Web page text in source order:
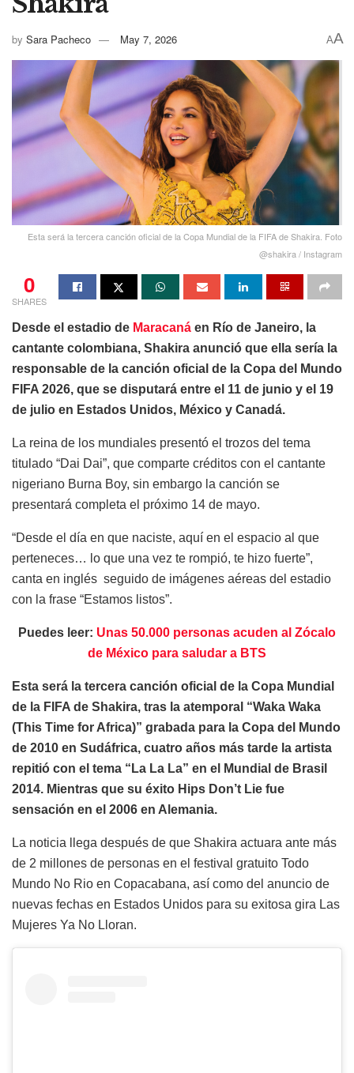
by Sara Pacheco May 7, 2026 AA
Esta será la tercera canción oficial de la Copa Mundial de la FIFA de Shakira. Foto
@shakira / Instagram
0
SHARES
Desde el estadio de Maracaná en Río de Janeiro, la
cantante colombiana, Shakira anunció que ella sería la
responsable de la canción oficial de la Copa del Mundo
FIFA 2026, que se disputará entre el 11 de junio y el 19
de julio en Estados Unidos, México y Canadá.
La reina de los mundiales presentó el trozos del tema
titulado “Dai Dai”, que comparte créditos con el cantante
nigeriano Burna Boy, sin embargo la canción se
presentará completa el próximo 14 de mayo.
“Desde el día en que naciste, aquí en el espacio al que
perteneces… lo que una vez te rompió, te hizo fuerte”,
canta en inglés seguido de imágenes aéreas del estadio
con la frase “Estamos listos”.
Puedes leer: Unas 50.000 personas acuden al Zócalo
de México para saludar a BTS
Esta será la tercera canción oficial de la Copa Mundial
de la FIFA de Shakira, tras la atemporal “Waka Waka
(This Time for Africa)” grabada para la Copa del Mundo
de 2010 en Sudáfrica, cuatro años más tarde la artista
repitió con el tema “La La La” en el Mundial de Brasil
2014. Mientras que su éxito Hips Don’t Lie fue
sensación en el 2006 en Alemania.
La noticia llega después de que Shakira actuara ante más
de 2 millones de personas en el festival gratuito Todo
Mundo No Rio en Copacabana, así como del anuncio de
nuevas fechas en Estados Unidos para su exitosa gira Las
Mujeres Ya No Lloran.